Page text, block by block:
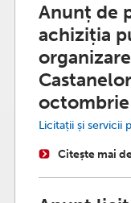
Anunț de
achiziția
Licitații și servicii
Citește mai